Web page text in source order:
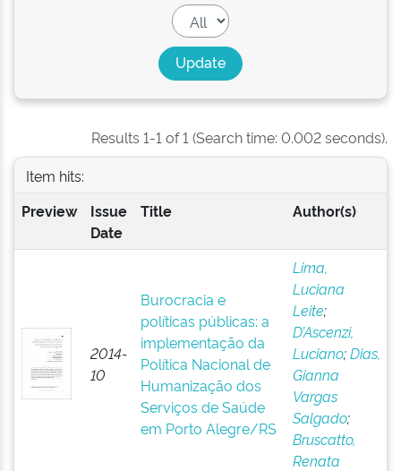
Results 1-1 of 1 (Search time: 0.002 seconds).
Item hits:
Preview
Issue
Date
Title Author(s)
2014-
10
Burocracia e
políticas públicas: a
implementação da
Política Nacional de
Humanização dos
Serviços de Saúde
em Porto Alegre/RS
Lima,
Luciana
Leite;
D’Ascenzi,
Luciano;Dias,
Gianna
Vargas
Salgado;
Bruscatto,
Renata